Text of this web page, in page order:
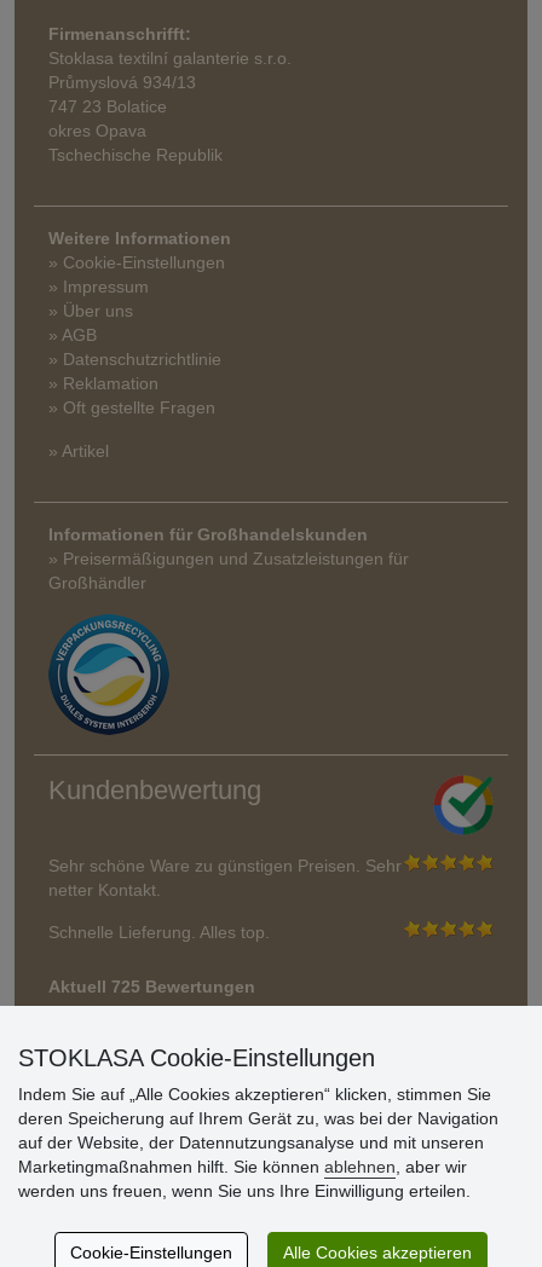
Firmenanschrifft:
Stoklasa textilní galanterie s.r.o.
Průmyslová 934/13
747 23 Bolatice
okres Opava
Tschechische Republik
Weitere Informationen
» Cookie-Einstellungen
» Impressum
» Über uns
» AGB
» Datenschutzrichtlinie
» Reklamation
» Oft gestellte Fragen
» Artikel
Informationen für Großhandelskunden
» Preisermäßigungen und Zusatzleistungen für
Großhändler
Kundenbewertung
Sehr schöne Ware zu günstigen Preisen. Sehr
netter Kontakt.
Schnelle Lieferung. Alles top.
Aktuell 725 Bewertungen
* Wir überprüfen keine Bewertungen
STOKLASA Cookie-Einstellungen
Indem Sie auf „Alle Cookies akzeptieren“ klicken, stimmen Sie
deren Speicherung auf Ihrem Gerät zu, was bei der Navigation
auf der Website, der Datennutzungsanalyse und mit unseren
Marketingmaßnahmen hilft. Sie können ablehnen , aber wir
werden uns freuen, wenn Sie uns Ihre Einwilligung erteilen.
Cookie-Einstellungen Alle Cookies akzeptieren